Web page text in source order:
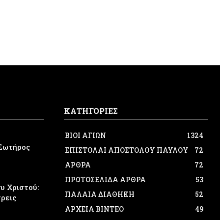
Χριστού:
ΚΑΤΗΓΟΡΙΕΣ
ΒΙΟΙ ΑΓΙΩΝ
1324
ΕΠΙΣΤΟΛΑΙ ΑΠΟΣΤΟΛΟΥ ΠΑΥΛΟΥ
72
ΑΡΘΡΑ
72
ΠΡΩΤΟΣΕΛΙΔΑ ΑΡΘΡΑ
53
ΠΑΛΑΙΑ ΔΙΑΘΗΚΗ
52
ΑΡΧΕΙΑ ΒΙΝΤΕΟ
49